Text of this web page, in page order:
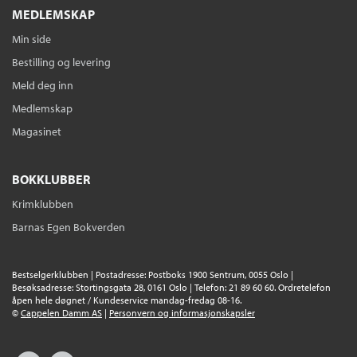
MEDLEMSKAP
Min side
Bestilling og levering
Meld deg inn
Medlemskap
Magasinet
BOKKLUBBER
Krimklubben
Barnas Egen Bokverden
Bestselgerklubben | Postadresse: Postboks 1900 Sentrum, 0055 Oslo |
Besøksadresse: Stortingsgata 28, 0161 Oslo | Telefon: 21 89 60 60. Ordretelefon
åpen hele døgnet / Kundeservice mandag-fredag 08-16.
© Cappelen Damm AS | Personvern og informasjonskapsler